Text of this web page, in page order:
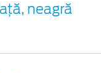
neagră